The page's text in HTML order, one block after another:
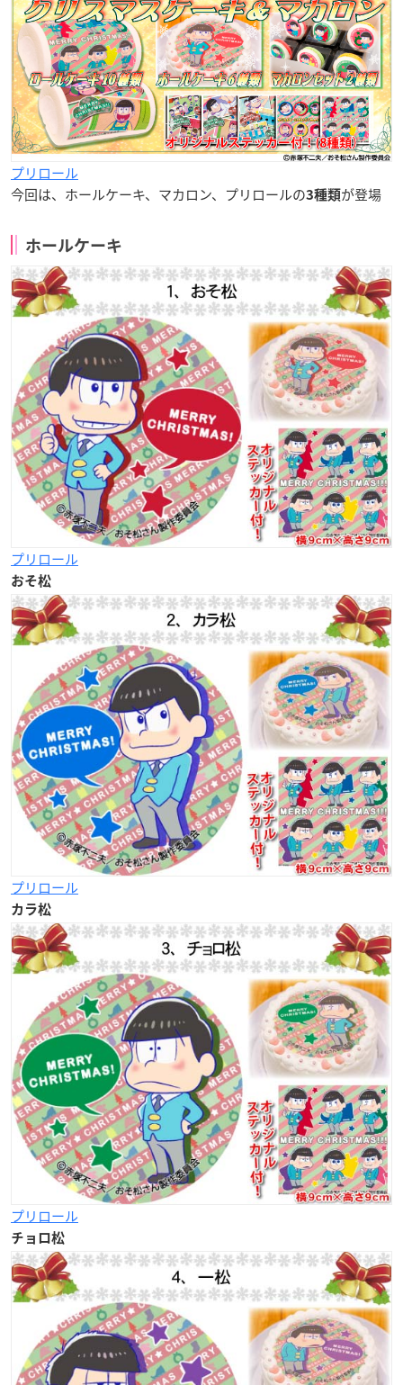
プリロール
今回は、ホールケーキ、マカロン、プリロールの3種類が登場
ホールケーキ
プリロール
おそ松
プリロール
カラ松
プリロール
チョロ松